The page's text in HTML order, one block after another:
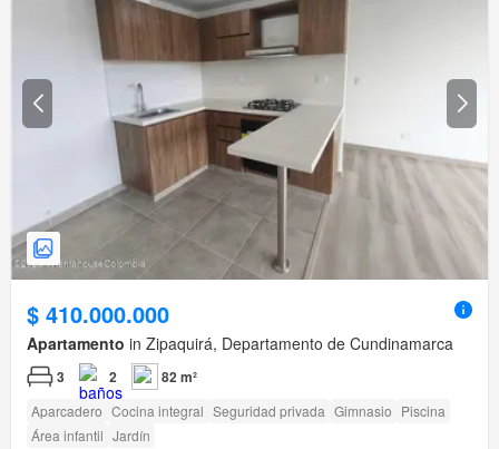
$ 410.000.000
Apartamento in Zipaquirá, Departamento de Cundinamarca
3 2 82 m²
Aparcadero Cocina integral Seguridad privada Gimnasio Piscina
Área infantil Jardín